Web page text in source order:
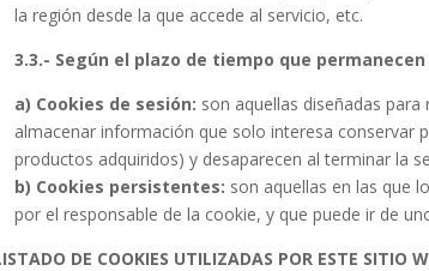
la región desde la que accede al servicio, etc.
3.3.- Según el plazo de tiempo que
a) Cookies de sesión: son aquellas diseñadas
almacenar información que solo interesa conservar
productos adquiridos) y desaparecen al terminar la
b) Cookies persistentes: son aquellas en las que
por el responsable de la cookie, y que puede ir de
DE COOKIES UTILIZADAS POR ESTE SITIO